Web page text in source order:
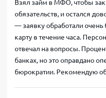
Взял займ в МФО, чтобы
обязательств, и остался
— заявку обработали
карту в течение часа.
отвечал на вопросы.
банках, но это оправдано
бюрократии. Рекомендую